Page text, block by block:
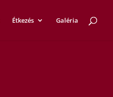
Étkezés Galéria